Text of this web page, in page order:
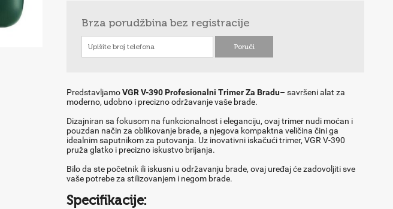
Brza porudžbina bez registracije
PredstavljamoVGR V-390 Profesionalni Trimer Za Bradu– savršeni alat za
moderno, udobno i precizno održavanje vaše brade.
Dizajniran sa fokusom na funkcionalnost i eleganciju, ovaj trimer nudi moćan i
pouzdan način za oblikovanje brade, a njegova kompaktna veličina čini ga
idealnim saputnikom za putovanja. Uz inovativni iskačući trimer, VGR V-390
pruža glatko i precizno iskustvo brijanja.
Bilo da ste početnik ili iskusni u održavanju brade, ovaj uređaj će zadovoljiti sve
vaše potrebe za stilizovanjem i negom brade.
Specifikacije: